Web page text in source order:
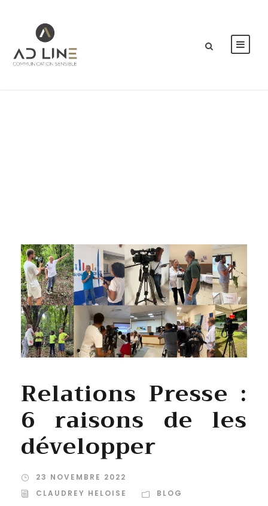
Relations Presse :
6 raisons de les
développer
23 NOVEMBRE 2022
CLAUDREY HELOISE
BLOG